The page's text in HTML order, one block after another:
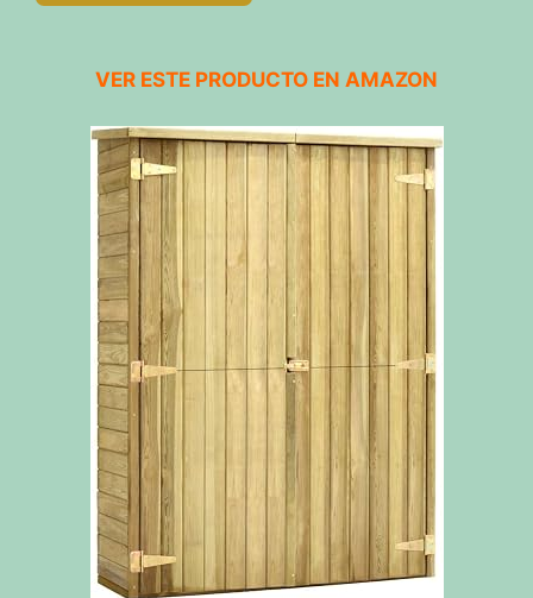
VER ESTE PRODUCTO EN AMAZON